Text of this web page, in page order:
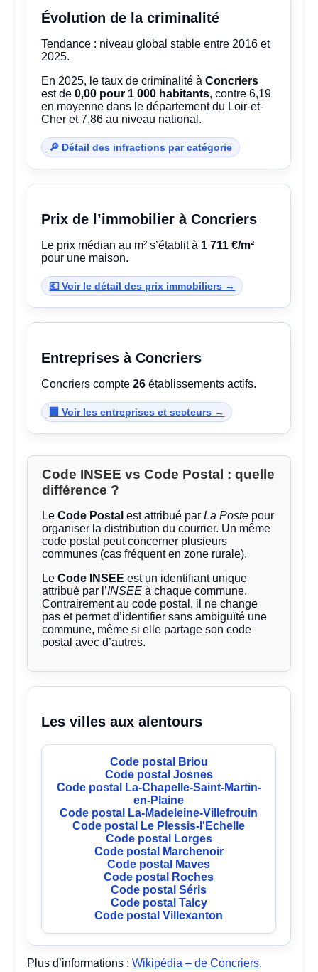
Évolution de la criminalité
Tendance : niveau global stable entre 2016 et
2025.
En 2025, le taux de criminalité àConcriers
est de0,00 pour 1 000 habitants, contre 6,19
en moyenne dans le département du Loir-et-
Cher et 7,86 au niveau national.
🔎 Détail des infractions par catégorie
Prix de l’immobilier à Concriers
Le prix médian au m² s’établit à 1 711 €/m²
pour une maison.
💶 Voir le détail des prix immobiliers →
Entreprises à Concriers
Concriers compte26 établissements actifs.
🏢 Voir les entreprises et secteurs →
Code INSEE vs Code Postal : quelle
différence ?
LeCode Postal est attribué parLa Poste pour
organiser la distribution du courrier. Un même
code postal peut concerner plusieurs
communes (cas fréquent en zone rurale).
LeCode INSEE est un identifiant unique
attribué par l’INSEE à chaque commune.
Contrairement au code postal, il ne change
pas et permet d’identifier sans ambiguïté une
commune, même si elle partage son code
postal avec d’autres.
Les villes aux alentours
Code postal Briou
Code postal Josnes
Code postal La-Chapelle-Saint-Martin-
en-Plaine
Code postal La-Madeleine-Villefrouin
Code postal Le Plessis-l'Echelle
Code postal Lorges
Code postal Marchenoir
Code postal Maves
Code postal Roches
Code postal Séris
Code postal Talcy
Code postal Villexanton
Plus d’informations :Wikipédia – de Concriers.